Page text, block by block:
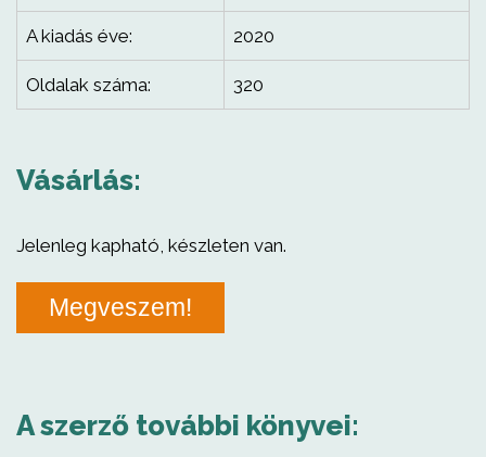
A kiadás éve: 2020
Oldalak száma: 320
Vásárlás:
Jelenleg kapható, készleten van.
Megveszem!
A szerző további könyvei: